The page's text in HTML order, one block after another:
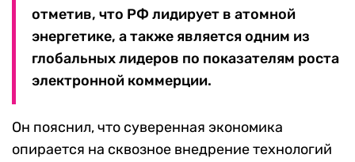
отметив, что РФ лидирует в атомной
энергетике, а также является одним из
глобальных лидеров по показателям роста
электронной коммерции.
Он пояснил, что суверенная экономика
опирается на сквозное внедрение технологий